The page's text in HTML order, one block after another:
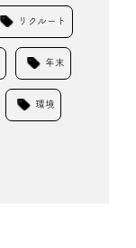
リクルート
年末
環境